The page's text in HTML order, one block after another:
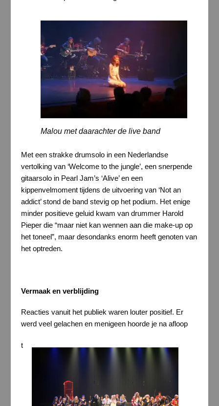
Malou met daarachter de live band
Met een strakke drumsolo in een Nederlandse
vertolking van ‘Welcome to the jungle’, een snerpende
gitaarsolo in Pearl Jam’s ‘Alive’ en een
kippenvelmoment tijdens de uitvoering van ‘Not an
addict’ stond de band stevig op het podium. Het enige
minder positieve geluid kwam van drummer Harold
Pieper die “maar niet kan wennen aan die make-up op
het toneel”, maar desondanks enorm heeft genoten van
het optreden.
Vermaak en verblijding
Reacties vanuit het publiek waren louter positief. Er
werd veel gelachen en menigeen hoorde je na afloop
t